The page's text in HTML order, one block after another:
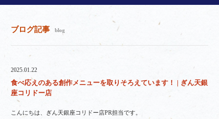
ブログ記事 blog
2025.01.22
食べ応えのある創作メニューを取りそろえています！ | ぎん天銀
座コリドー店
こんにちは、ぎん天銀座コリドー店PR担当です。